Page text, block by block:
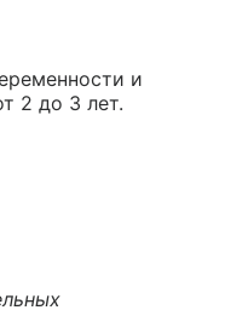
и
2 до 3 лет.